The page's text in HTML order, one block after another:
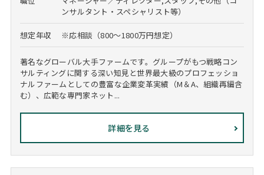
ンサルタント・スペシャリスト等）
想定年収 ※応相談（800～1800万円想定）
著名なグローバル大手ファームです。グループがもつ戦略コン
サルティングに関する深い知見と世界最大級のプロフェッショ
ナルファームとしての豊富な企業変革実績（M＆A、組織再編含
む）、広範な専門家ネット...
詳細を見る